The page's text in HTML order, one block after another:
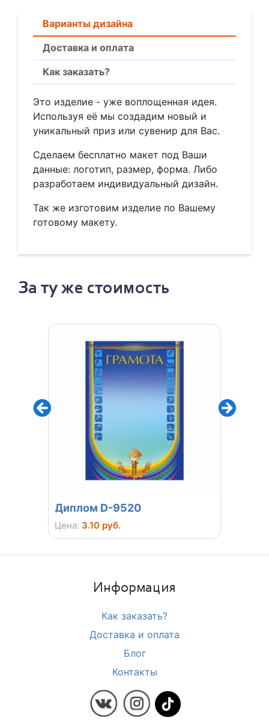
Варианты дизайна
Доставка и оплата
Как заказать?
Это изделие - уже воплощенная идея.
Используя её мы создадим новый и
уникальный приз или сувенир для Вас.
Сделаем бесплатно макет под Ваши
данные: логотип, размер, форма. Либо
разработаем индивидуальный дизайн.
Так же изготовим изделие по Вашему
готовому макету.
За ту же стоимость
Диплом D-9520
Цена: 3.10 руб.
Информация
Как заказать?
Доставка и оплата
Блог
Контакты